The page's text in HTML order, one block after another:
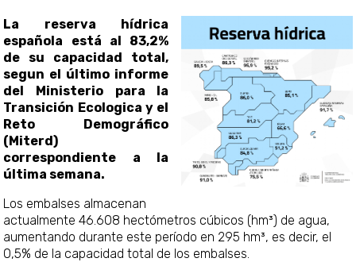
La reserva hídrica
española está al 83,2%
de su capacidad total,
segun el último informe
del Ministerio para la
Transición Ecologica y el
Reto Demográfico
(Miterd)
correspondiente a la
última semana.
Los embalses almacenan
actualmente 46.608 hectómetros cúbicos (hm³) de agua,
aumentando durante este período en 295 hm³, es decir, el
0,5% de la capacidad total de los embalses.